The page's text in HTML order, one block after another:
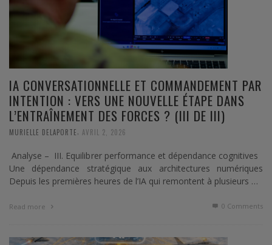
IA CONVERSATIONNELLE ET COMMANDEMENT PAR
INTENTION : VERS UNE NOUVELLE ÉTAPE DANS
L’ENTRAÎNEMENT DES FORCES ? (III DE III)
MURIELLE DELAPORTE AVRIL 2, 2026
Analyse – III. Equilibrer performance et dépendance cognitives
Une dépendance stratégique aux architectures numériques
Depuis les premières heures de l’IA qui remontent à plusieurs …
Read more 0 Comments